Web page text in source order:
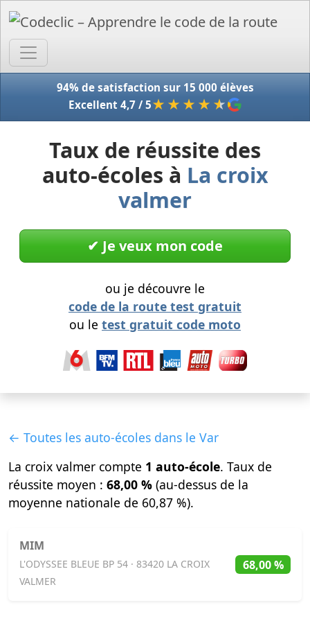
94% de satisfaction sur 15 000 élèves
Excellent 4,7 / 5★★★★ ★
Taux de réussite des
auto-écoles à La croix
valmer
✔︎ Je veux mon code
ou je découvre le
code de la route test gratuit
ou le test gratuit code moto
← Toutes les auto-écoles dans le Var
La croix valmer compte 1 auto-école. Taux de
réussite moyen : 68,00 % (au-dessus de la
moyenne nationale de 60,87 %).
MIM
L'ODYSSEE BLEUE BP 54 · 83420 LA CROIX
VALMER
68,00 %